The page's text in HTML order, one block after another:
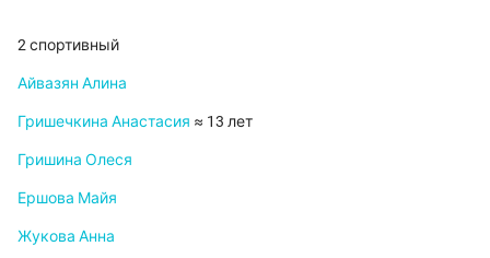
2 спортивный
Айвазян Алина
Гришечкина Анастасия ≈ 13 лет
Гришина Олеся
Ершова Майя
Жукова Анна